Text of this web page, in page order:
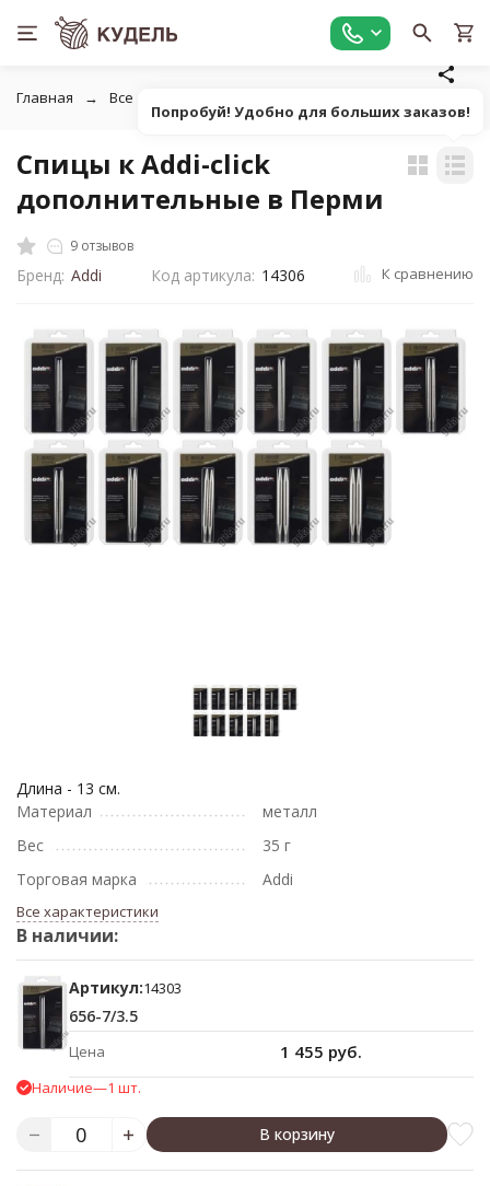
Главная Все для вязания
Спицы к Addi-click
дополнительные в Перми
9 отзывов
Бренд: Addi Код артикула: 14306 К сравнению
Длина - 13 см.
Материал
металл
Вес
35 г
Торговая марка
Addi
Все характеристики
В наличии:
Артикул:14303
656-7/3.5
Цена 1 455 руб.
Наличие—1 шт.
В корзину
Попробуй! Удобно для больших заказов!